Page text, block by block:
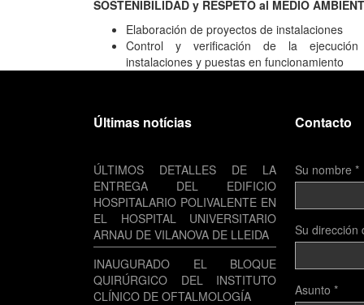
SOSTENIBILIDAD y RESPETO al MEDIO
Elaboración de proyectos de instalaciones
Control y verificación de la
instalaciones y puestas en funcionamiento
Últimas notícias
ÚLTIMOS DETALLES DE LA
ENTREGA DEL EDIFICIO
HOSPITALARIO POLIVALENTE EN
EL HOSPITAL UNIVERSITARIO
ARNAU DE VILANOVA DE LLEIDA
INAUGURADO EL BLOQUE
QUIRÚRGICO DEL INSTITUTO
CLÍNICO DE OFTALMOLOGÍA
Contacto
Su nombre *
Su
Asunto *